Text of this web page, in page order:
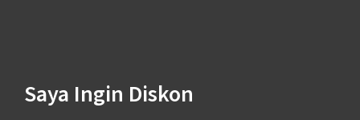
Saya Ingin Diskon